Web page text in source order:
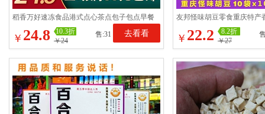
稻香万好速冻食品港式点心茶点包子包点早餐
小蜜蜂形肉香包250g
￥ 24.8
10.3折
￥24
售:31 去看看
友邦怪味胡豆零食重庆特产
食品10袋900克包邮
￥ 22.2
8.2折
￥27